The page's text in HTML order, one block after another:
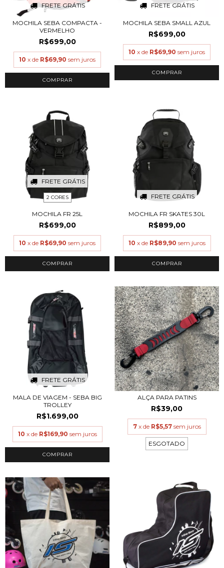
FRETE GRÁTIS
MOCHILA SEBA COMPACTA -
VERMELHO
R$699,00
10 x de R$69,90 sem juros
FRETE GRÁTIS
MOCHILA SEBA SMALL AZUL
R$699,00
10 x de R$69,90 sem juros
FRETE GRÁTIS
2 CORES
MOCHILA FR 25L
R$699,00
10 x de R$69,90 sem juros
COMPRAR
FRETE GRÁTIS
MOCHILA FR SKATES 30L
R$899,00
10 x de R$89,90 sem juros
FRETE GRÁTIS
MALA DE VIAGEM - SEBA BIG
TROLLEY
R$1.699,00
10 x de R$169,90 sem juros
ALÇA PARA PATINS
R$39,00
7 x de R$5,57 sem juros
ESGOTADO